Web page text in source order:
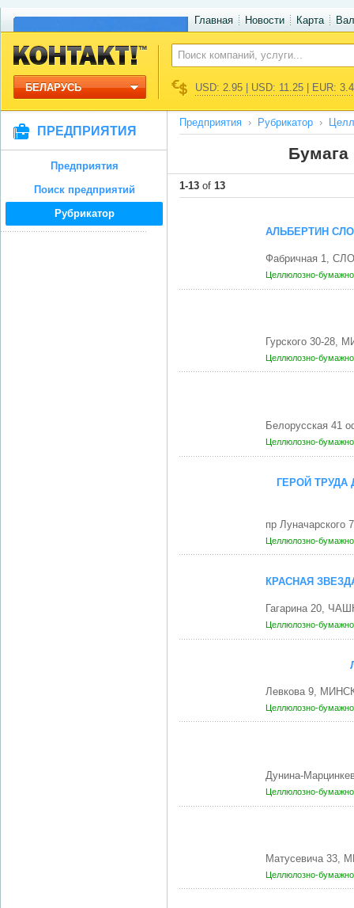
Главная Новости Карта
БЕЛАРУСЬ USD: 2.95 | USD: 11.25 | EUR:
ПРЕДПРИЯТИЯ
Предприятия
Поиск предприятий
Рубрикатор
Предприятия Рубрикатор
Бумага
1-13 of 13
АЛЬБЕРТИН
Фабричная 1,
Целлюлозно-
Гурского 30-28,
Целлюлозно-
Белорусская 41
Целлюлозно-
ГЕРОЙ
пр
Целлюлозно-
КРАСНАЯ
Гагарина 20,
Целлюлозно-
Левкова 9,
Целлюлозно-
Дунина-
Целлюлозно-
Матусевича 33,
Целлюлозно-